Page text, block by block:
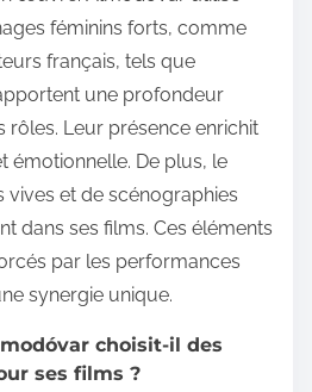
féminins forts, comme
français, tels que
une profondeur
rôles. Leur présence enrichit
émotionnelle. De plus, le
et de scénographies
dans ses films. Ces éléments
par les performances
synergie unique.
choisit-il des
ses films ?